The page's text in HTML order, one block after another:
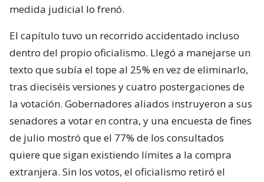
medida judicial lo frenó.
El capítulo tuvo un recorrido accidentado incluso
dentro del propio oficialismo. Llegó a manejarse un
texto que subía el tope al 25% en vez de eliminarlo,
tras dieciséis versiones y cuatro postergaciones de
la votación. Gobernadores aliados instruyeron a sus
senadores a votar en contra, y una encuesta de fines
de julio mostró que el 77% de los consultados
quiere que sigan existiendo límites a la compra
extranjera. Sin los votos, el oficialismo retiró el